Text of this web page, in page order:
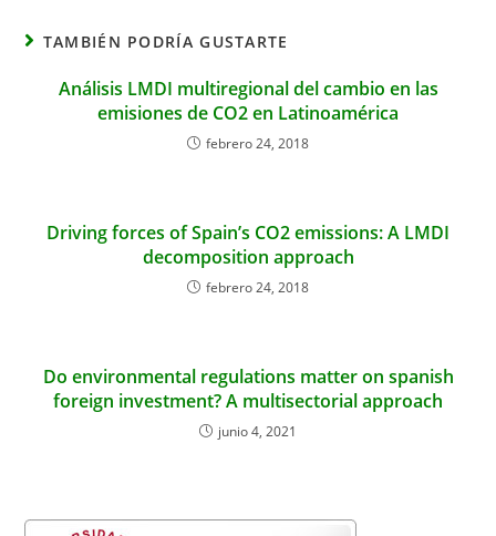
TAMBIÉN PODRÍA GUSTARTE
Análisis LMDI multiregional del cambio en las
emisiones de CO2 en Latinoamérica
febrero 24, 2018
Driving forces of Spain’s CO2 emissions: A LMDI
decomposition approach
febrero 24, 2018
Do environmental regulations matter on spanish
foreign investment? A multisectorial approach
junio 4, 2021